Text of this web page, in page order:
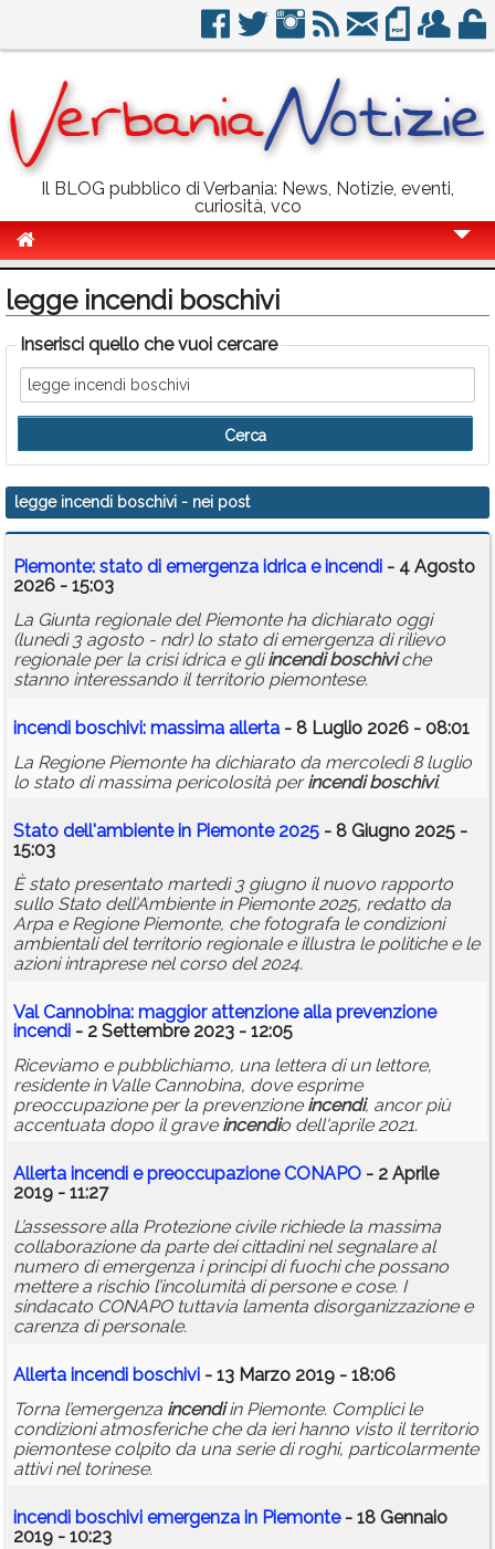
Il BLOG pubblico di Verbania: News, Notizie, eventi,
curiosità, vco
Politica
Sport
Eventi
Info Utili
Rubriche
Calendario
Annunci
legge incendi boschivi
Inserisci quello che vuoi cercare
legge incendi boschivi - nei post
Piemonte: stato di emergenza idrica e incendi - 4 Agosto
2026 - 15:03
La Giunta regionale del Piemonte ha dichiarato oggi
(lunedì 3 agosto - ndr) lo stato di emergenza di rilievo
regionale per la crisi idrica e gliincendi boschiviche
stanno interessando il territorio piemontese.
incendi boschivi: massima allerta - 8 Luglio 2026 - 08:01
La Regione Piemonte ha dichiarato da mercoledì 8 luglio
lo stato di massima pericolosità perincendi boschivi.
Stato dell'ambiente in Piemonte 2025 - 8 Giugno 2025 -
15:03
È stato presentato martedì 3 giugno il nuovo rapporto
sullo Stato dell’Ambiente in Piemonte 2025, redatto da
Arpa e Regione Piemonte, che fotografa le condizioni
ambientali del territorio regionale e illustra le politiche e le
azioni intraprese nel corso del 2024.
Val Cannobina: maggior attenzione alla prevenzione
incendi - 2 Settembre 2023 - 12:05
Riceviamo e pubblichiamo, una lettera di un lettore,
residente in Valle Cannobina, dove esprime
preoccupazione per la prevenzione incendi, ancor più
accentuata dopo il grave incendio dell'aprile 2021.
Allerta incendi e preoccupazione CONAPO - 2 Aprile
2019 - 11:27
L’assessore alla Protezione civile richiede la massima
collaborazione da parte dei cittadini nel segnalare al
numero di emergenza i principi di fuochi che possano
mettere a rischio l’incolumità di persone e cose. I
sindacato CONAPO tuttavia lamenta disorganizzazione e
carenza di personale.
Allerta incendi boschivi - 13 Marzo 2019 - 18:06
Torna l’emergenza incendiin Piemonte. Complici le
condizioni atmosferiche che da ieri hanno visto il territorio
piemontese colpito da una serie di roghi, particolarmente
attivi nel torinese.
incendi boschivi emergenza in Piemonte- 18 Gennaio
2019 - 10:23